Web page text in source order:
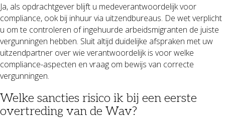
Ja, als opdrachtgever blijft u medeverantwoordelijk voor
compliance, ook bij inhuur via uitzendbureaus. De wet verplicht
u om te controleren of ingehuurde arbeidsmigranten de juiste
vergunningen hebben. Sluit altijd duidelijke afspraken met uw
uitzendpartner over wie verantwoordelijk is voor welke
compliance-aspecten en vraag om bewijs van correcte
vergunningen.
Welke sancties risico ik bij een eerste
overtreding van de Wav?